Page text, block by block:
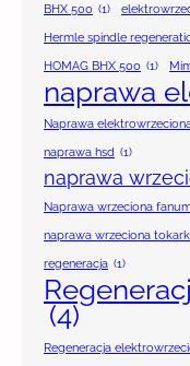
BHX 500 (1)
Hermle spindle
HOMAG BHX 500 (1)
naprawa
Naprawa
naprawa hsd (1)
naprawa
Naprawa wrzeciona
naprawa wrzeciona
regeneracja (1)
(4)
Regeneracja